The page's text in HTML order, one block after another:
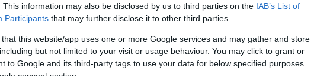
This information may also be disclosed by us to third parties on the IAB’s List of
Participants that may further disclose it to other third parties.
that this website/app uses one or more Google services and may gather and store
but not limited to your visit or usage behaviour. You may click to grant or
to Google and its third-party tags to use your data for below specified purposes
consent section.
eredményeznek”
megosztó sprintversenyek kapcsán is